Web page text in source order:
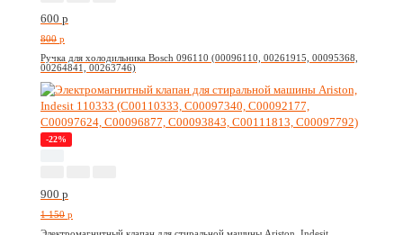
600 p
800 p
Ручка для холодильника Bosch 096110 (00096110, 00261915, 00095368,
00264841, 00263746)
-22%
900 p
1 150 p